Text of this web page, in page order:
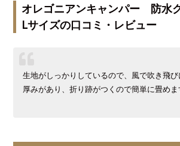
オレゴニアンキャンパー 防水
Lサイズの口コミ・レビュー
生地がしっかりしているので、風で吹き飛び
厚みがあり、折り跡がつくので簡単に畳めま